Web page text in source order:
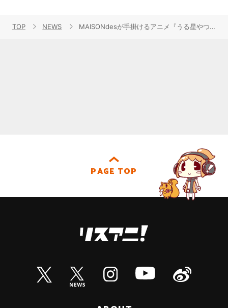
TOP NEWS MAISONdesが手掛けるアニメ『うる星やつら』EDテーマ配信決定！
PAGE TOP